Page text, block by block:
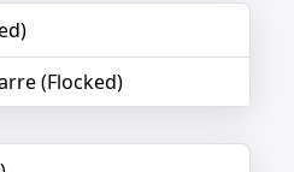
(Flocked)